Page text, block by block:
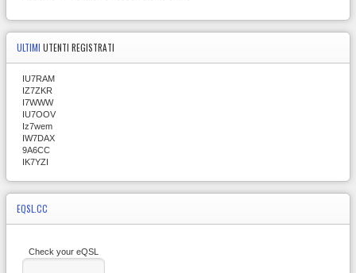
ULTIMI UTENTI REGISTRATI
IU7RAM
IZ7ZKR
I7WWW
IU7OOV
Iz7wem
IW7DAX
9A6CC
IK7YZI
EQSL.CC
Check your eQSL